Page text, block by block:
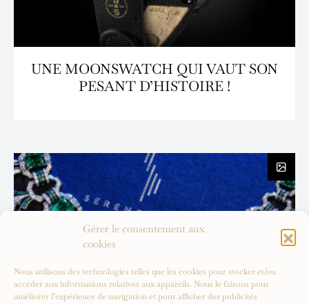
Gérer le consentement aux
cookies
Nous utilisons des technologies telles que les cookies pour stocker et/ou
accéder aux informations relatives aux appareils. Nous le faisons pour
améliorer l’expérience de navigation et pour afficher des publicités
UNE MOONSWATCH QUI VAUT SON
PESANT D’HISTOIRE !